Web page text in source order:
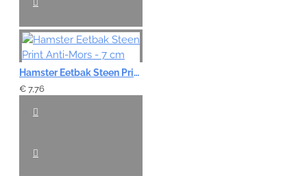
Hamster Eetbak Steen Print Anti-Mors - 7 cm
€ 7,76